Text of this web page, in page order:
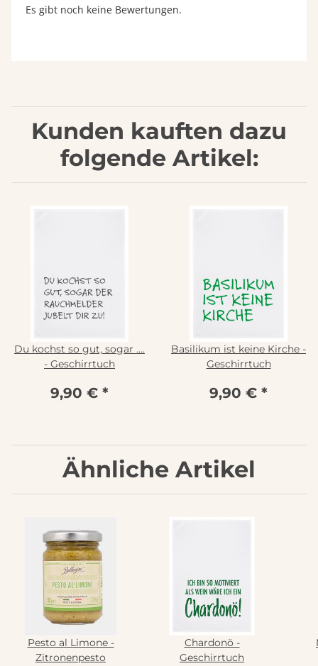
Es gibt noch keine Bewertungen.
Kunden kauften dazu
folgende Artikel:
Du kochst so gut, sogar ....
- Geschirrtuch
9,90 € *
Basilikum ist keine Kirche -
Geschirrtuch
9,90 € *
Ähnliche Artikel
Pesto al Limone -
Zitronenpesto
Chardonö -
Geschirrtuch